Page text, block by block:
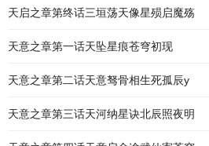
天启之章第终话三垣荡天像星殒启魔殇
天意之章第一话天坠星痕苍穹初现
天意之章第二话天意驽骨相生死孤辰y
天意之章第三话天河纳星诀北辰照夜明